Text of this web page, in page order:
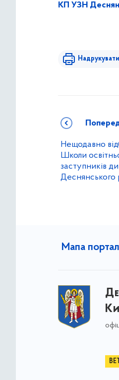
КП УЗН
Надрукувати
Нещодавно
Школи
заступників
Деснянського
Мапа